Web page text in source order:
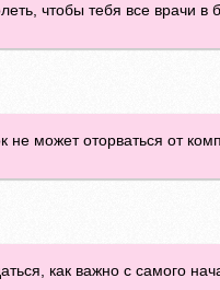
чтобы тебя все врачи в
не может оторваться от
как важно с самого